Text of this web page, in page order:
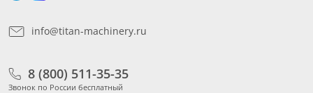
info@titan-machinery.ru
8 (800) 511-35-35
Звонок по России бесплатный